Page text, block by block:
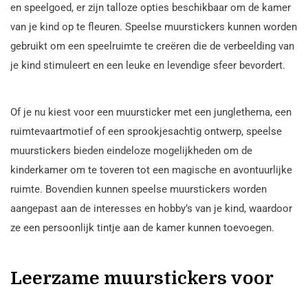
en speelgoed, er zijn talloze opties beschikbaar om de kamer
van je kind op te fleuren. Speelse muurstickers kunnen worden
gebruikt om een speelruimte te creëren die de verbeelding van
je kind stimuleert en een leuke en levendige sfeer bevordert.
Of je nu kiest voor een muursticker met een junglethema, een
ruimtevaartmotief of een sprookjesachtig ontwerp, speelse
muurstickers bieden eindeloze mogelijkheden om de
kinderkamer om te toveren tot een magische en avontuurlijke
ruimte. Bovendien kunnen speelse muurstickers worden
aangepast aan de interesses en hobby’s van je kind, waardoor
ze een persoonlijk tintje aan de kamer kunnen toevoegen.
Leerzame muurstickers voor